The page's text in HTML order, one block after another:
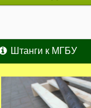
Штанги к МГБУ